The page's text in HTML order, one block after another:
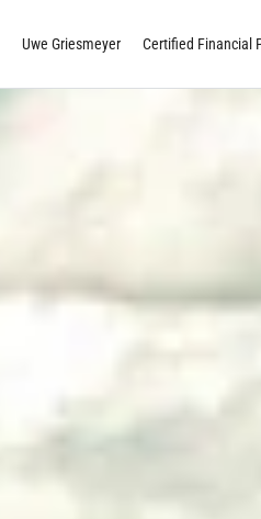
Uwe Griesmeyer Certified Financial